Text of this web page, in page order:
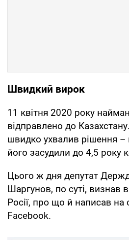
Швидкий вирок
11 квітня 2020 року
відправлено до
швидко ухвалив рішення
його засудили до 4,5 року
Цього ж дня депутат
Шаргунов, по суті, визнав
Росії, про що й написав на
Facebook.